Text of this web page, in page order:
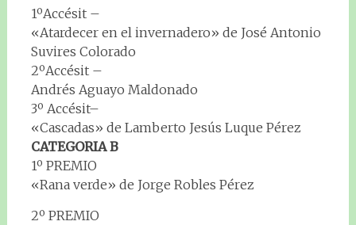
1ºAccésit –
«Atardecer en el invernadero» de José Antonio
Suvires Colorado
2ºAccésit –
Andrés Aguayo Maldonado
3º Accésit–
«Cascadas» de Lamberto Jesús Luque Pérez
CATEGORIA B
1º PREMIO
«Rana verde» de Jorge Robles Pérez
2º PREMIO